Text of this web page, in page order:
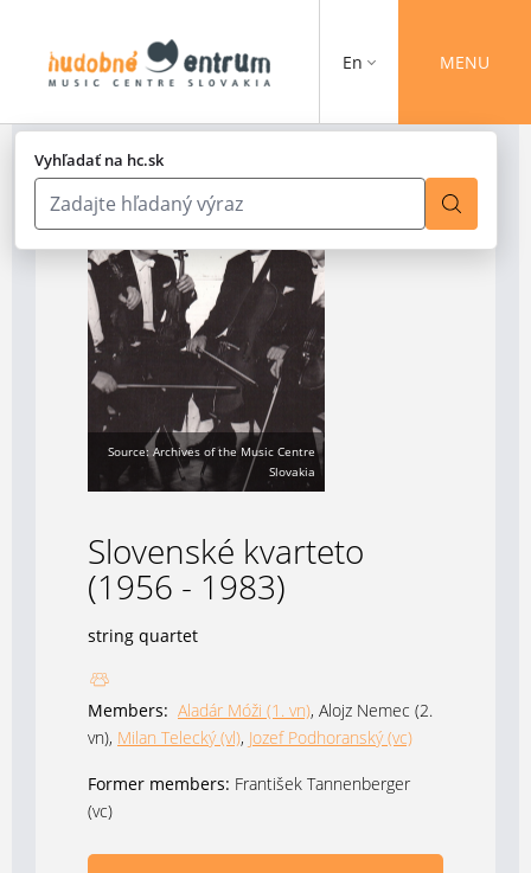
Vyhľadať na hc.sk
En MENU
Source: Archives of the Music Centre
Slovakia
Slovenské kvarteto
(1956 - 1983)
string quartet
Members: Aladár Móži (1. vn), Alojz Nemec (2.
vn), Milan Telecký (vl), Jozef Podhoranský (vc)
Former members: František Tannenberger
(vc)